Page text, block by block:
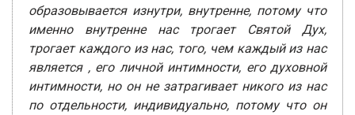
образовывается изнутри, внутренне, потому что
именно внутренне нас трогает Святой Дух,
трогает каждого из нас, того, чем каждый из нас
является , его личной интимности, его духовной
интимности, но он не затрагивает никого из нас
по отдельности, индивидуально, потому что он